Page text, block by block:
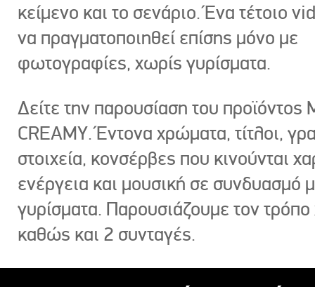
κείμενο και το σενάριο. Ένα τέτοιο
να πραγματοποιηθεί επίσης μόνο με
φωτογραφίες, χωρίς γυρίσματα.
Δείτε την παρουσίαση του προϊόντος
CREAMY. Έντονα χρώματα, τίτλοι,
στοιχεία, κονσέρβες που κινούνται
ενέργεια και μουσική σε συνδυασμό
γυρίσματα. Παρουσιάζουμε τον
καθώς και 2 συνταγές.